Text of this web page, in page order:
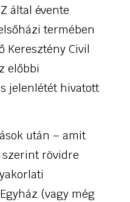
által évente
termében
Keresztény Civil
előbbi
jelenlétét hivatott
után – amit
szerint rövidre
(vagy még